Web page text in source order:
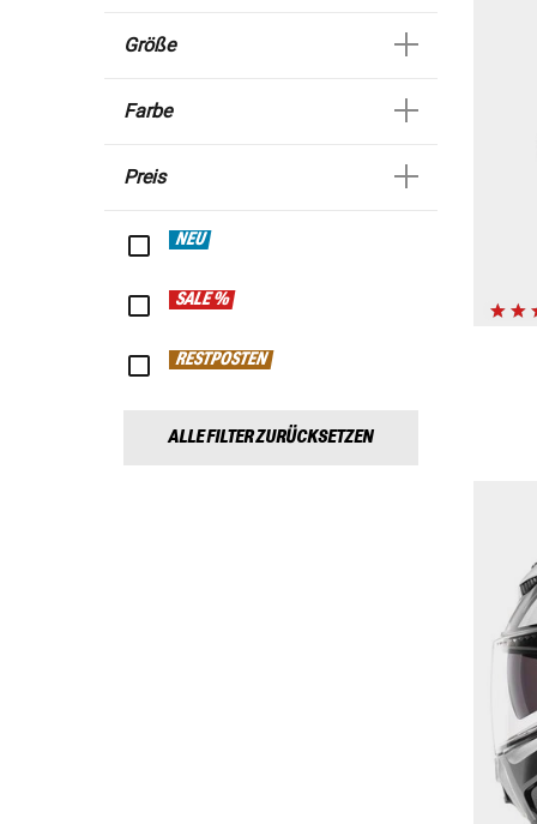
Größe
Farbe
Preis
NEU
SALE %
RESTPOSTEN
ALLE FILTER ZURÜCKSETZEN